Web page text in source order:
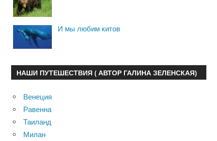
И мы любим китов
НАШИ ПУТЕШЕСТВИЯ ( АВТОР ГАЛИНА ЗЕЛЕНСКАЯ)
Венеция
Равенна
Таиланд
Милан